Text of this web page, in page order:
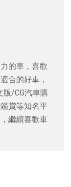
的車，喜歡
合的好車，
版/CG汽車購
賞等知名平
繼續喜歡車